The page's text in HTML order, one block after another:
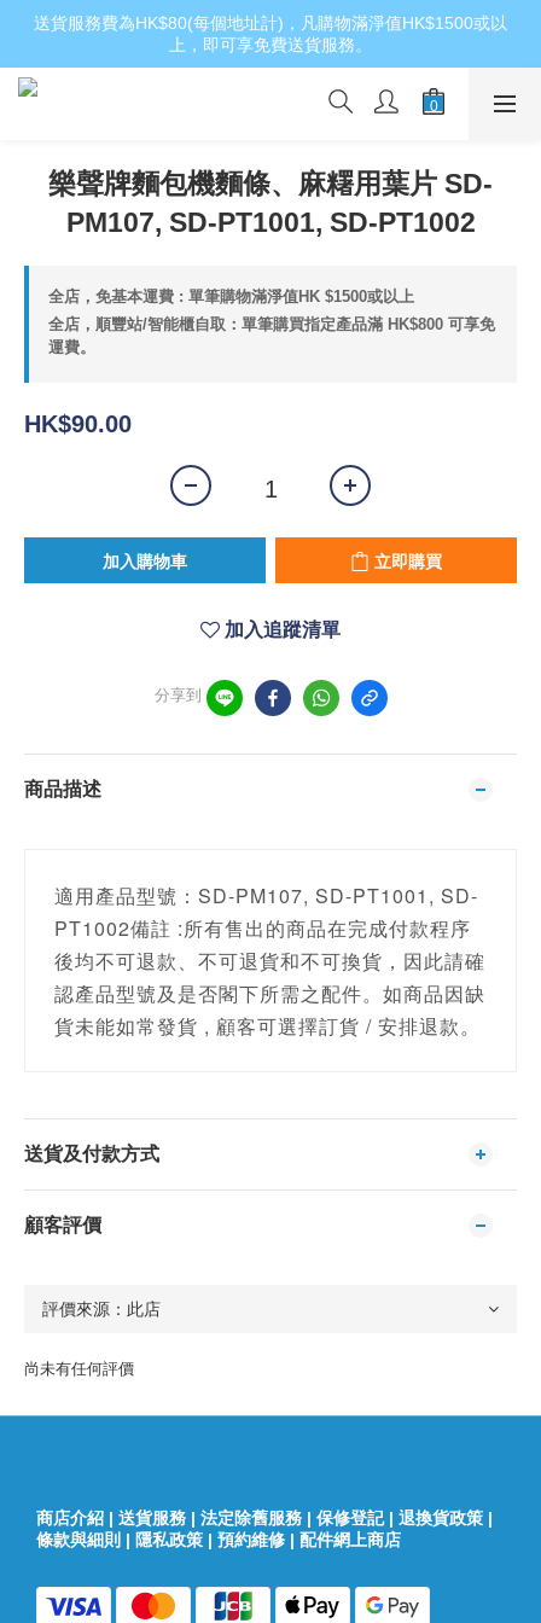
送貨服務費為HK$80(每個地址計)，凡購物滿淨值HK$1500或以
上，即可享免費送貨服務。
樂聲牌麵包機麵條、麻糬用葉片 SD-
PM107, SD-PT1001, SD-PT1002
全店，免基本運費 : 單筆購物滿淨值HK $1500或以上
全店，順豐站/智能櫃自取：單筆購買指定產品滿 HK$800 可享免
運費。
HK$90.00
加入購物車 立即購買
加入追蹤清單
分享到
商品描述
適用產品型號：SD-PM107, SD-PT1001, SD-
PT1002備註 :所有售出的商品在完成付款程序
後均不可退款、不可退貨和不可換貨，因此請確
認產品型號及是否閣下所需之配件。如商品因缺
貨未能如常發貨 , 顧客可選擇訂貨 / 安排退款。
送貨及付款方式
顧客評價
尚未有任何評價
商店介紹 | 送貨服務 | 法定除舊服務 | 保修登記| 退換貨政策 |
條款與細則 | 隱私政策 | 預約維修 | 配件網上商店